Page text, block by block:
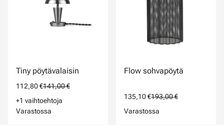
Tiny pöytävalaisin
112,80 €141,00 €
+1 vaihtoehtoja
Varastossa
Flow sohvapöytä
135,10 €193,00 €
Varastossa